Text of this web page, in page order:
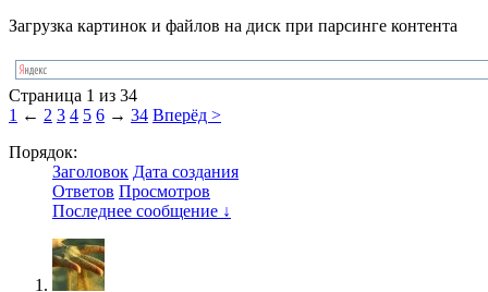
Загрузка картинок и файлов на диск при парсинге контента
Страница 1 из 34
1 ← 2 3 4 5 6 → 34 Вперёд >
Порядок:
Заголовок Дата создания
Ответов Просмотров
Последнее сообщение ↓